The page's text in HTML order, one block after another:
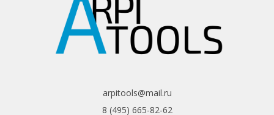
arpitools@mail.ru
8 (495) 665-82-62